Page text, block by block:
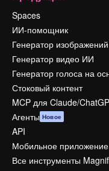
Spaces
ИИ-помощник
Генератор
Генератор видео ИИ
Генератор голоса на
Стоковый контент
MCP для Claude/
Агенты Новое
API
Мобильное приложение
Все инструменты